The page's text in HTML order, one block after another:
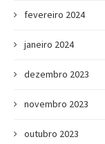
fevereiro 2024
janeiro 2024
dezembro 2023
novembro 2023
outubro 2023